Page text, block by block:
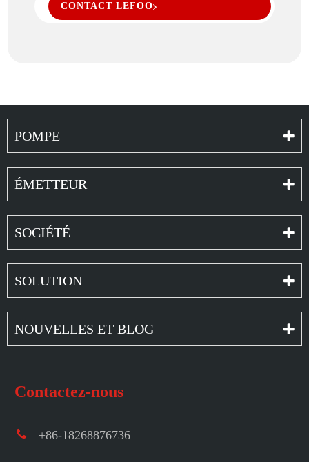
CONTACT LEFOO
POMPE
ÉMETTEUR
SOCIÉTÉ
SOLUTION
NOUVELLES ET BLOG
Contactez-nous
+86-18268876736